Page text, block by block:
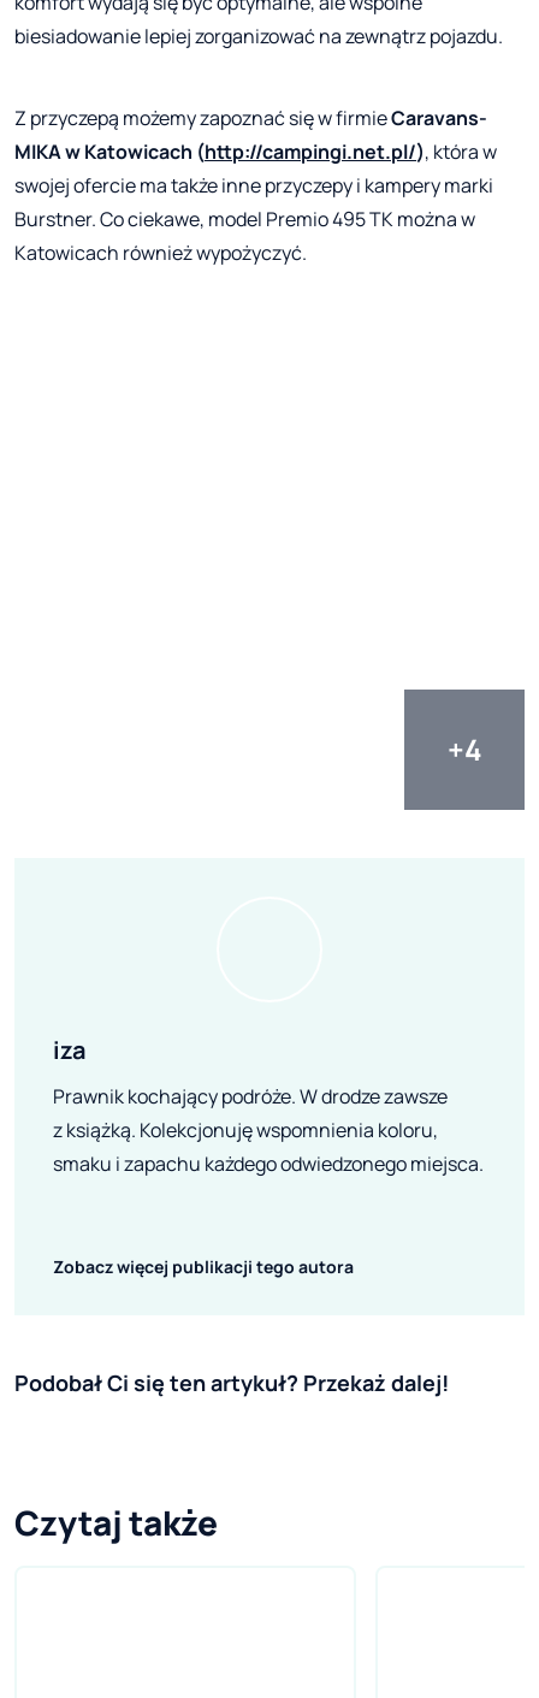
biesiadowanie lepiej zorganizować na zewnątrz pojazdu.
Z przyczepą możemy zapoznać się w firmieCaravans-
MIKA w Katowicach (http://campingi.net.pl/), która w
swojej ofercie ma także inne przyczepy i kampery marki
Burstner. Co ciekawe, model Premio 495 TK można w
Katowicach również wypożyczyć.
iza
Prawnik kochający podróże. W drodze zawsze
z książką. Kolekcjonuję wspomnienia koloru,
smaku i zapachu każdego odwiedzonego miejsca.
Zobacz więcej publikacji tego autora
Podobał Ci się ten artykuł? Przekaż dalej!
Czytaj także